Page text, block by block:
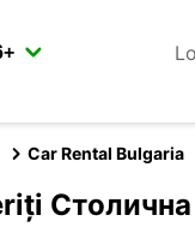
Car Rental Bulgaria